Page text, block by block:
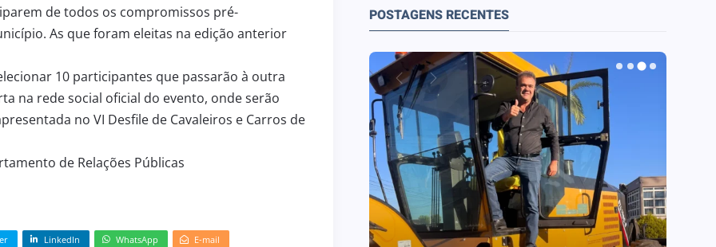
de todos os compromissos pré-
As que foram eleitas na edição anterior
10 participantes que passarão à outra
na rede social oficial do evento, onde serão
no VI Desfile de Cavaleiros e Carros de
de Relações Públicas
LinkedIn WhatsApp E-mail
POSTAGENS RECENTES